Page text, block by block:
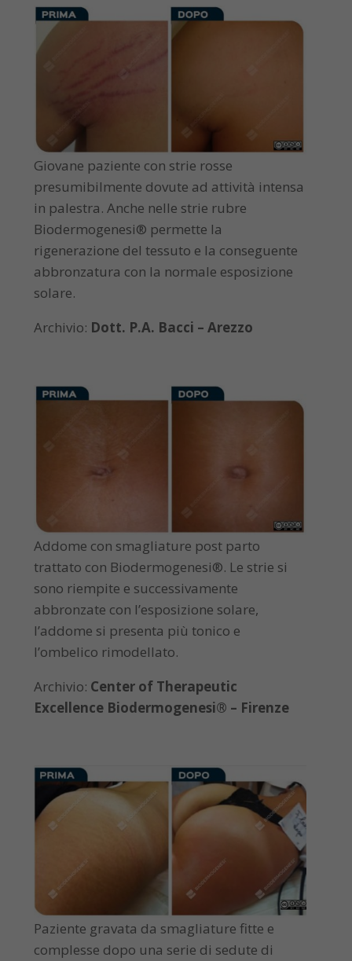
Giovane paziente con strie rosse
presumibilmente dovute ad attività intensa
in palestra. Anche nelle strie rubre
Biodermogenesi® permette la
rigenerazione del tessuto e la conseguente
abbronzatura con la normale esposizione
solare.
Archivio: Dott. P.A. Bacci – Arezzo
Addome con smagliature post parto
trattato con Biodermogenesi®. Le strie si
sono riempite e successivamente
abbronzate con l’esposizione solare,
l’addome si presenta più tonico e
l’ombelico rimodellato.
Archivio: Center of Therapeutic
Excellence Biodermogenesi® – Firenze
Paziente gravata da smagliature fitte e
complesse dopo una serie di sedute di